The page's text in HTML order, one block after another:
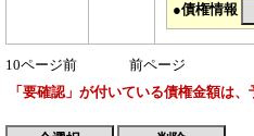
●債権情報
10ページ前
前ページ
「要確認」が付いている債権金額は